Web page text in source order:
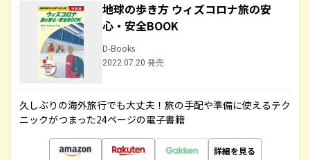
地球の歩き方 ウィズコロナ旅の安
心・安全BOOK
D-Books
2022.07.20 発売
久しぶりの海外旅行でも大丈夫！旅の手配や準備に使えるテク
ニックがつまった24ページの電子書籍
詳細を見る